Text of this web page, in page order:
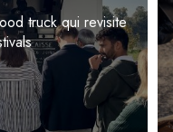
truck qui revisite